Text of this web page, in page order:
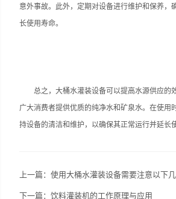
意外事故。此外，定期对设备进行维护和保养，
长使用寿命。
总之，大桶水灌装设备可以提高水源供应的
广大消费者提供优质的纯净水和矿泉水。在使用
持设备的清洁和维护，以确保其正常运行并延长
上一篇：使用大桶水灌装设备需要注意以下
下一篇：饮料灌装机的工作原理与应用